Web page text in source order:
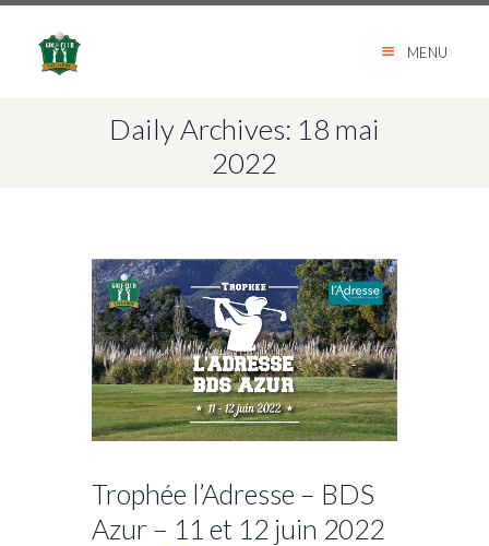
MENU
Daily Archives: 18 mai
2022
Trophée l’Adresse – BDS
Azur – 11 et 12 juin 2022